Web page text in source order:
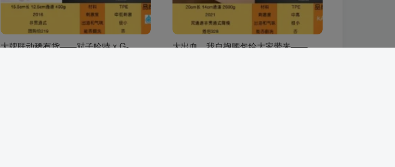
大牌联动稀有货——对子哈特 x G-
大出血，我自掏腰包给大家带来——